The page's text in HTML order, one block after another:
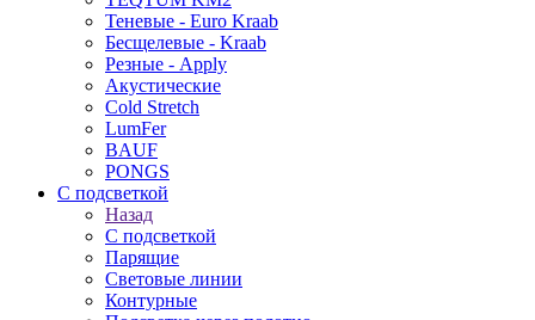
Теневые - Euro Kraab
Бесщелевые - Kraab
Резные - Apply
Акустические
Cold Stretch
LumFer
BAUF
PONGS
С подсветкой
Назад
С подсветкой
Парящие
Световые линии
Контурные